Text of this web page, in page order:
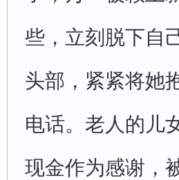
些，立刻脱下自
头部，紧紧将她
电话。老人的儿
现金作为感谢，